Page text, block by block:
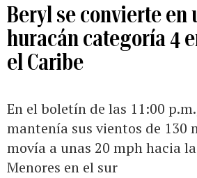
Beryl se convierte en
huracán categoría 4
el Caribe
En el boletín de las 11:00
mantenía sus vientos de 130
movía a unas 20 mph hacia
Menores en el sur